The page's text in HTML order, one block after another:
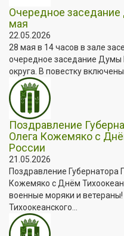
Очередное
мая
22.05.2026
28 мая в 14 часов в зале
очередное заседание Думы
округа. В повестку включены
Поздравление
Олега Кожемяко с
России
21.05.2026
Поздравление Губернатора
Кожемяко с Днём
военные моряки и
Тихоокеанского...